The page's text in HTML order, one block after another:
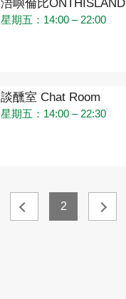
浯嶼倫比ONTHISLAND
星期五：14:00 – 22:00
談醺室 Chat Room
星期五：14:00 – 22:30
2